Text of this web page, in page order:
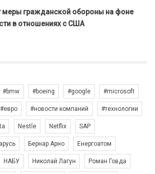
меры гражданской обороны на фоне
в отношениях с США
#bmw #boeing #google #microsoft
#евро #новости компаний #технологии
Nestle Netflix SAP
Бернар Арно Енергоатом
НАБУ Николай Лагун Роман Говда